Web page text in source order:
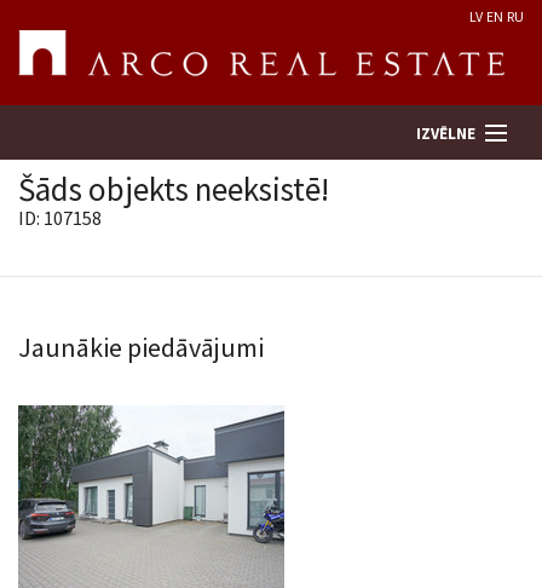
LV EN RU
IZVĒLNE
Uzņēmums
Pakalpojumi
Kontakti
Šāds objekts neeksistē!
ID: 107158
Jaunākie piedāvājumi